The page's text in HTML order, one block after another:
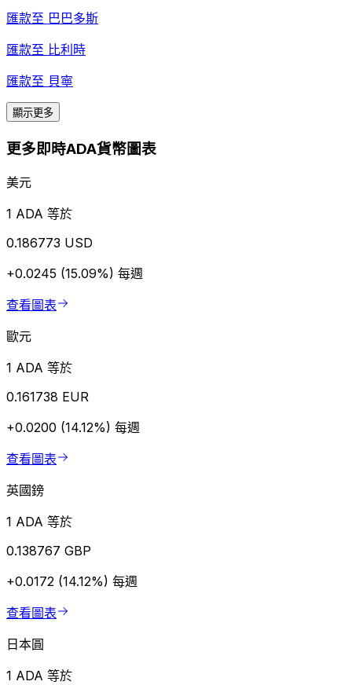
匯款至 巴巴多斯
匯款至 比利時
匯款至 貝寧
顯示更多
更多即時ADA貨幣圖表
美元
1 ADA 等於
0.186773 USD
+0.0245 (15.09%) 每週
查看圖表
歐元
1 ADA 等於
0.161738 EUR
+0.0200 (14.12%) 每週
查看圖表
英國鎊
1 ADA 等於
0.138767 GBP
+0.0172 (14.12%) 每週
查看圖表
日本圓
1 ADA 等於